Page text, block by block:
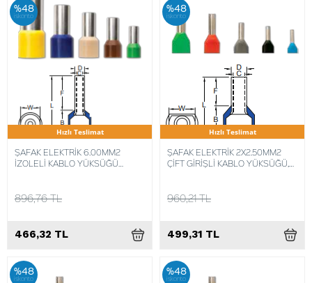
%48
iskonto
Hızlı Teslimat
ŞAFAK ELEKTRİK 6.00MM2
İZOLELİ KABLO YÜKSÜĞÜ
896,76 TL
466,32 TL
%48
iskonto
Hızlı Teslimat
ŞAFAK ELEKTRİK 2X2.50MM2
ÇİFT GİRİŞLİ KABLO YÜKSÜĞÜ,
960,21 TL
499,31 TL
%48
iskonto
%48
iskonto